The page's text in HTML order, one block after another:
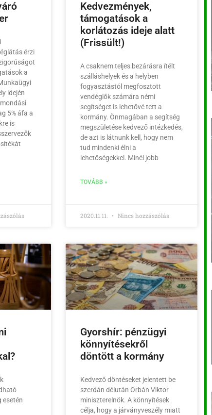
érzi
a
idején
5% áfa a
is
Kedvezmények,
támogatások a
korlátozás ideje alatt
(Frissült!)
A csaknem teljes bezárásra ítélt
szálláshelyek és a helyben
fogyasztástól megfosztott
vendéglők számára némi
segítséget is lehetővé tett a
kormány. Önmagában a segítség
megszületése kedvező intézkedés,
de azt is látnunk kell, hogy nem
tud mindenki élni a
lehetőségekkel. Minél jobb
TOVÁBB »
2020.11.11. Nincs hozzászólás
esetén
Gyorshír: pénzügyi
könnyítésekről
döntött a kormány
Kedvező döntéseket jelentett be
szerdán délután Orbán Viktor
miniszterelnök. A könnyítések
célja, hogy a járványveszély miatt